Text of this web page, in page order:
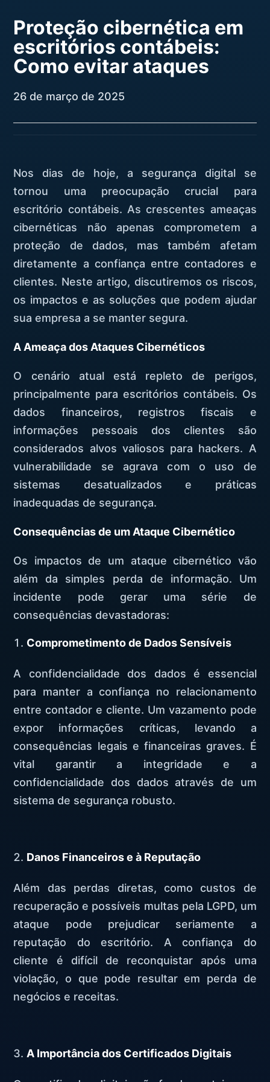
Proteção cibernética em
escritórios contábeis:
Como evitar ataques
26 de março de 2025
Nos dias de hoje, a segurança digital se
tornou uma preocupação crucial para
escritório contábeis. As crescentes ameaças
cibernéticas não apenas comprometem a
proteção de dados, mas também afetam
diretamente a confiança entre contadores e
clientes. Neste artigo, discutiremos os riscos,
os impactos e as soluções que podem ajudar
sua empresa a se manter segura.
A Ameaça dos Ataques Cibernéticos
O cenário atual está repleto de perigos,
principalmente para escritórios contábeis. Os
dados financeiros, registros fiscais e
informações pessoais dos clientes são
considerados alvos valiosos para hackers. A
vulnerabilidade se agrava com o uso de
sistemas desatualizados e práticas
inadequadas de segurança.
Consequências de um Ataque Cibernético
Os impactos de um ataque cibernético vão
além da simples perda de informação. Um
incidente pode gerar uma série de
consequências devastadoras:
Comprometimento de Dados Sensíveis
A confidencialidade dos dados é essencial
para manter a confiança no relacionamento
entre contador e cliente. Um vazamento pode
expor informações críticas, levando a
consequências legais e financeiras graves. É
vital garantir a integridade e a
confidencialidade dos dados através de um
sistema de segurança robusto.
Danos Financeiros e à Reputação
Além das perdas diretas, como custos de
recuperação e possíveis multas pela LGPD, um
ataque pode prejudicar seriamente a
reputação do escritório. A confiança do
cliente é difícil de reconquistar após uma
violação, o que pode resultar em perda de
negócios e receitas.
A Importância dos Certificados Digitais